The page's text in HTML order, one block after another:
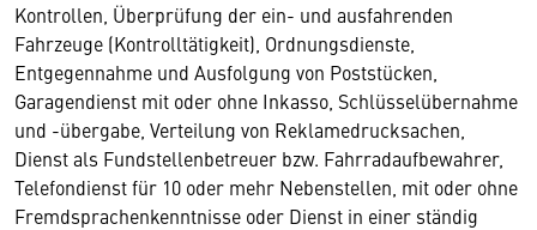
Kontrollen, Überprüfung der ein- und ausfahrenden
Fahrzeuge (Kontrolltätigkeit), Ordnungsdienste,
Entgegennahme und Ausfolgung von Poststücken,
Garagendienst mit oder ohne Inkasso, Schlüsselübernahme
und -übergabe, Verteilung von Reklamedrucksachen,
Dienst als Fundstellenbetreuer bzw. Fahrradaufbewahrer,
Telefondienst für 10 oder mehr Nebenstellen, mit oder ohne
Fremdsprachenkenntnisse oder Dienst in einer ständig